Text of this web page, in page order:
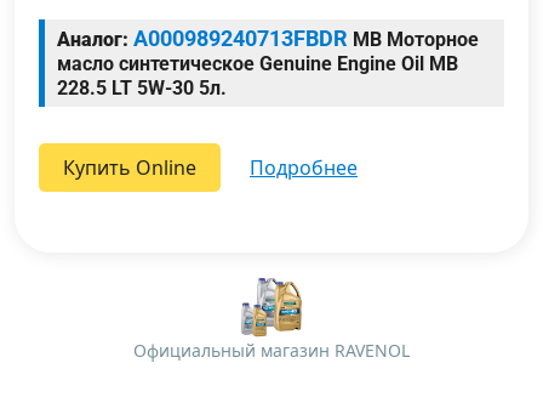
Аналог: A000989240713FBDR MB Моторное
масло синтетическое Genuine Engine Oil MB
228.5 LT 5W-30 5л.
Купить Online подробнее
Официальный магазин RAVENOL